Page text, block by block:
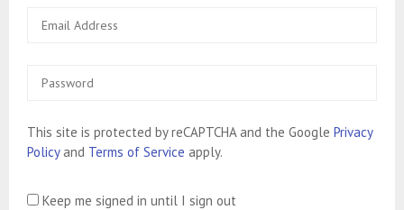
This site is protected by reCAPTCHA and the Google Privacy
Policyand Terms of Service apply.
Keep me signed in until I sign out